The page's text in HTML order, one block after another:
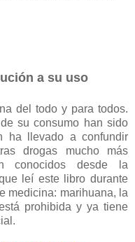
a su uso
del todo y para todos.
su consumo han sido
ha llevado a confundir
drogas mucho más
conocidos desde la
leí este libro durante
medicina: marihuana, la
prohibida y ya tiene